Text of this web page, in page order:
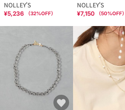
NOLLEY'S
¥5,236 （32%OFF）
NOLLEY'S
¥7,150 （50%OFF）